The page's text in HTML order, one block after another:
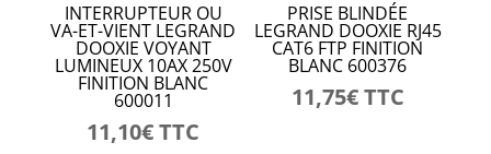
INTERRUPTEUR OU
VA-ET-VIENT LEGRAND
DOOXIE VOYANT
LUMINEUX 10AX 250V
FINITION BLANC
600011
11,10€TTC
PRISE BLINDÉE
LEGRAND DOOXIE RJ45
CAT6 FTP FINITION
BLANC 600376
11,75€TTC